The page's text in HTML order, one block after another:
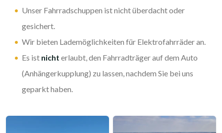
Unser Fahrradschuppen ist nicht überdacht oder
gesichert.
Wir bieten Lademöglichkeiten für Elektrofahrräder an.
Es ist nicht erlaubt, den Fahrradträger auf dem Auto
(Anhängerkupplung) zu lassen, nachdem Sie bei uns
geparkt haben.